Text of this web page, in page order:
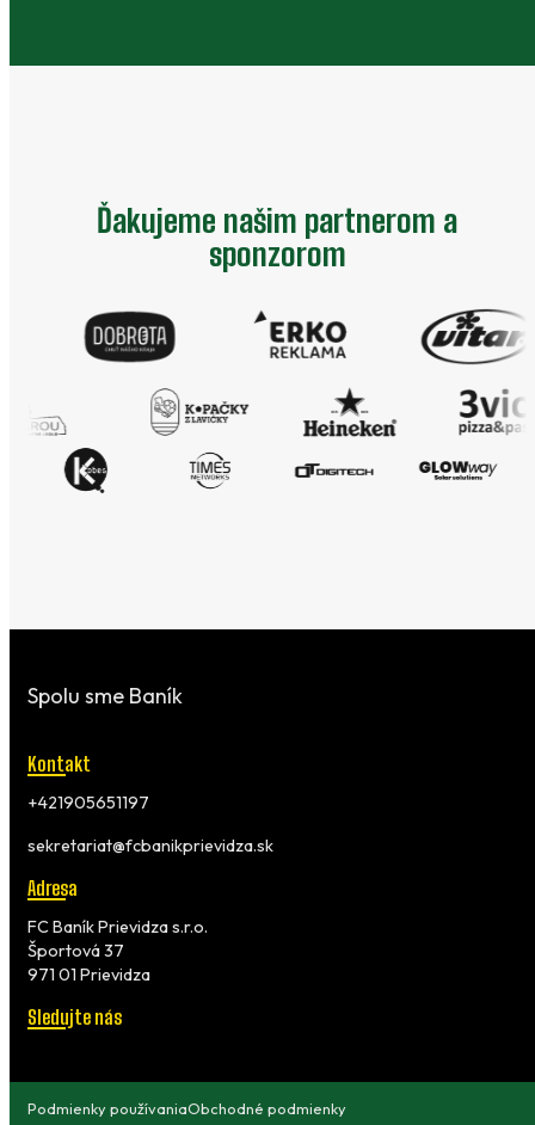
Ďakujeme našim partnerom a
sponzorom
Spolu sme Baník
Kontakt
+421905651197
sekretariat@fcbanikprievidza.sk
Adresa
FC Baník Prievidza s.r.o.
Športová 37
971 01 Prievidza
Sledujte nás
Podmienky používaniaObchodné podmienky